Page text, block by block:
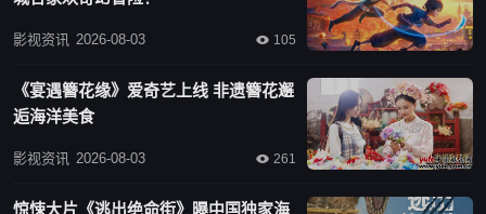
 105
影视资讯 2026-08-03
《宴遇簪花缘》爱奇艺上线 非遗簪花邂
逅海洋美食
 261
影视资讯 2026-08-03
惊悚大片《逃出绝命街》曝中国独家海